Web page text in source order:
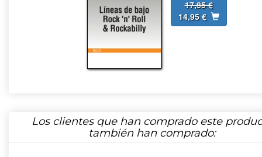
17,85 €
14,95 €
Los clientes que han comprado este
también han comprado: